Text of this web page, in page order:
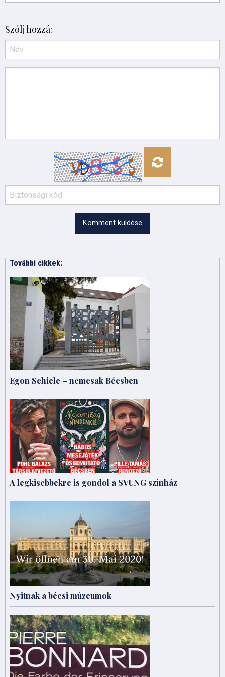
Szólj hozzá:
Komment küldése
További cikkek:
Egon Schiele – nemcsak Bécsben
A legkisebbekre is gondol a SVUNG színház
Nyitnak a bécsi múzeumok